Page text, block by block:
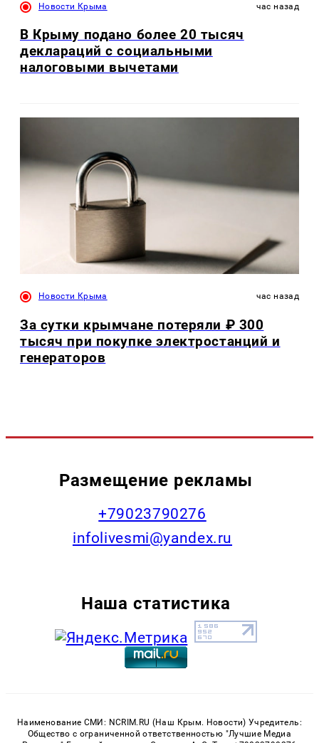
Новости Крыма час назад
В Крыму подано более 20 тысяч
деклараций с социальными
налоговыми вычетами
Новости Крыма час назад
За сутки крымчане потеряли ₽ 300
тысяч при покупке электростанций и
генераторов
Размещение рекламы
+79023790276
infolivesmi@yandex.ru
Наша статистика
Наименование СМИ: NCRIM.RU (Наш Крым. Новости) Учредитель:
Общество с ограниченной ответственностью "Лучшие Медиа